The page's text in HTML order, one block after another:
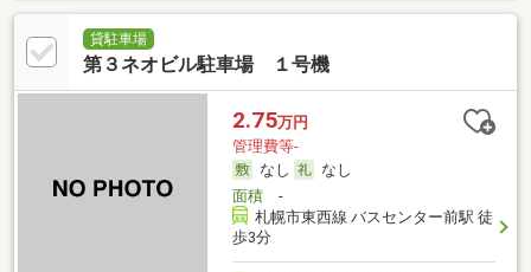
貸駐車場
第３ネオビル駐車場 １号機
2.75万円
管理費等-
なし
なし
面積-
札幌市東西線 バスセンター前駅 徒
歩3分